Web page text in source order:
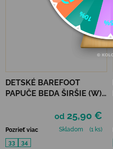
DETSKÉ BAREFOOT
PAPUČE BEDA ŠIRŠIE (W)
od 25,90 €
Pozrieť viac Skladom
(1 ks)
33
34